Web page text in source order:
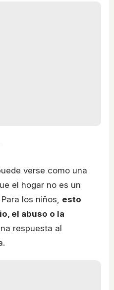
verse como una
el hogar no es un
los niños, esto
el abuso o la
respuesta al